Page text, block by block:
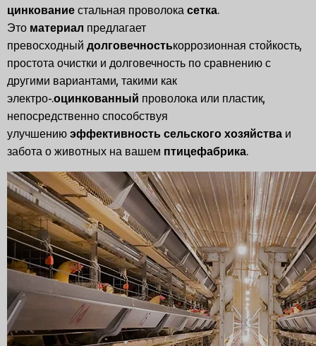
цинкование стальная проволока сетка.
Это материал предлагает
превосходный долговечностькоррозионная стойкость,
простота очистки и долговечность по сравнению с
другими вариантами, такими как
электро-.оцинкованный проволока или пластик,
непосредственно способствуя
улучшению эффективность сельского хозяйства и
забота о животных на вашем птицефабрика.